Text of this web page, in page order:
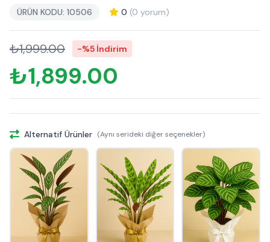
ÜRÜN KODU: 10506 0 (0 yorum)
₺1,999.00 -%5 İndirim
₺1,899.00
Alternatif Ürünler (Aynı serideki diğer seçenekler)